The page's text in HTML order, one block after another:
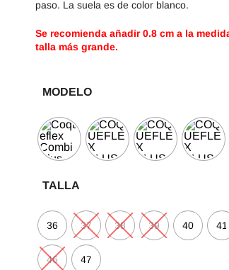
paso. La suela es de color blanco.
Se recomienda añadir 0.8 cm a la
talla más grande.
MODELO
TALLA
36 37 38 39 40 41
46 47